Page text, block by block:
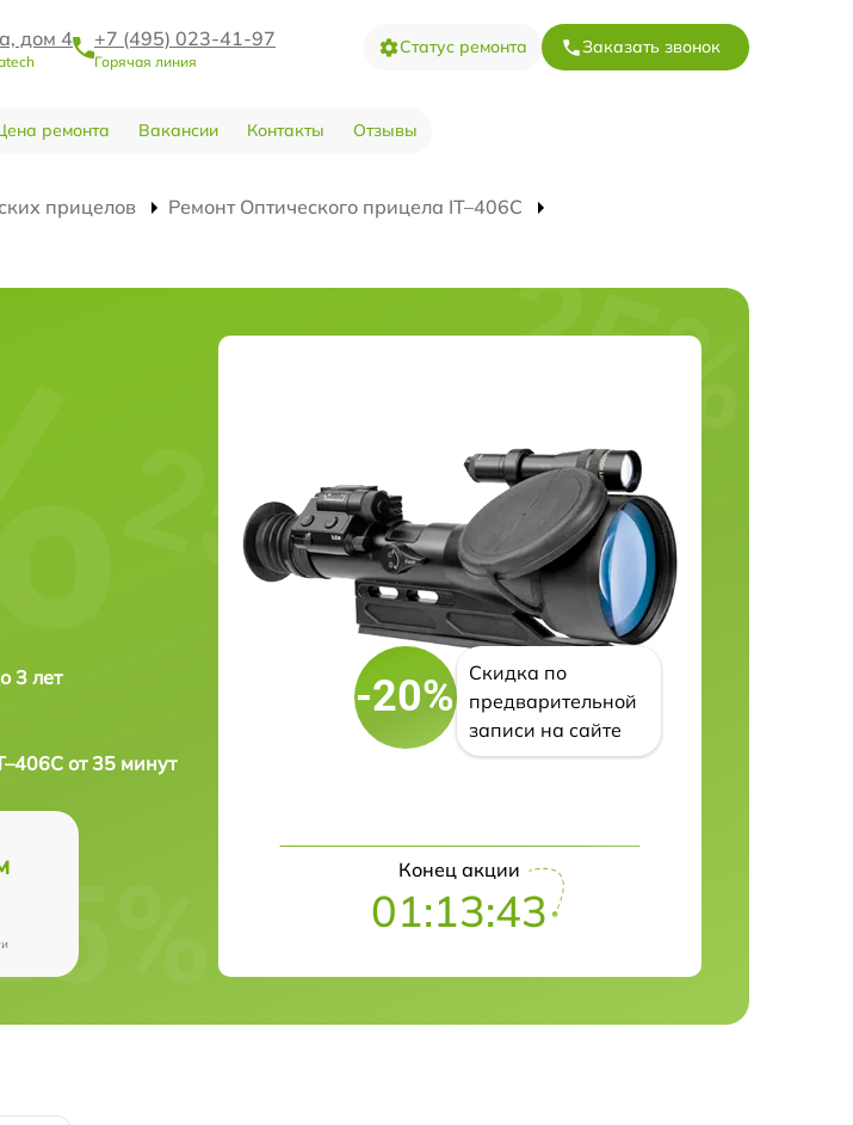
дом 4 +7 (495) 023-41-97
Горячая линия
Статус ремонта Заказать звонок
ремонта Вакансии Контакты Отзывы
прицелов
Ремонт Оптического прицела IT–406С
3 лет
от 35 минут
-20%
Скидка по
предварительной
записи на сайте
Конец акции
01:13:42